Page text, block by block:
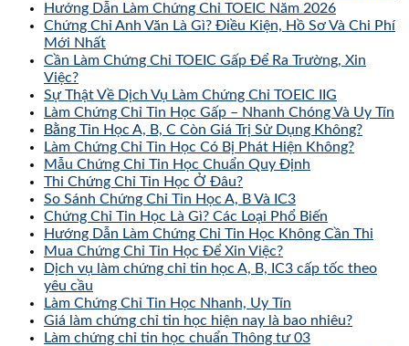
Hướng Dẫn Làm Chứng Chỉ TOEIC Năm 2026
Chứng Chỉ Anh Văn Là Gì? Điều Kiện, Hồ Sơ Và Chi Phí
Mới Nhất
Cần Làm Chứng Chỉ TOEIC Gấp Để Ra Trường, Xin
Việc?
Sự Thật Về Dịch Vụ Làm Chứng Chỉ TOEIC IIG
Làm Chứng Chỉ Tin Học Gấp – Nhanh Chóng Và Uy Tín
Bằng Tin Học A, B, C Còn Giá Trị Sử Dụng Không?
Làm Chứng Chỉ Tin Học Có Bị Phát Hiện Không?
Mẫu Chứng Chỉ Tin Học Chuẩn Quy Định
Thi Chứng Chỉ Tin Học Ở Đâu?
So Sánh Chứng Chỉ Tin Học A, B Và IC3
Chứng Chỉ Tin Học Là Gì? Các Loại Phổ Biến
Hướng Dẫn Làm Chứng Chỉ Tin Học Không Cần Thi
Mua Chứng Chỉ Tin Học Để Xin Việc?
Dịch vụ làm chứng chỉ tin học A, B, IC3 cấp tốc theo
yêu cầu
Làm Chứng Chỉ Tin Học Nhanh, Uy Tín
Giá làm chứng chỉ tin học hiện nay là bao nhiêu?
Làm chứng chỉ tin học chuẩn Thông tư 03